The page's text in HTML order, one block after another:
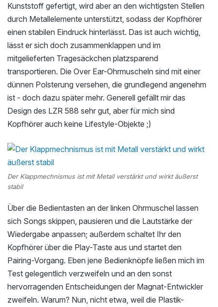
Kunststoff gefertigt, wird aber an den wichtigsten Stellen
durch Metallelemente unterstützt, sodass der Kopfhörer
einen stabilen Eindruck hinterlässt. Das ist auch wichtig,
lässt er sich doch zusammenklappen und im
mitgelieferten Tragesäckchen platzsparend
transportieren. Die Over Ear-Ohrmuscheln sind mit einer
dünnen Polsterung versehen, die grundlegend angenehm
ist - doch dazu später mehr. Generell gefällt mir das
Design des LZR 588 sehr gut, aber für mich sind
Kopfhörer auch keine Lifestyle-Objekte ;)
Der Klappmechnismus ist mit Metall verstärkt und wirkt äußerst
stabil
Über die Bedientasten an der linken Ohrmuschel lassen
sich Songs skippen, pausieren und die Lautstärke der
Wiedergabe anpassen; außerdem schaltet Ihr den
Kopfhörer über die Play-Taste aus und startet den
Pairing-Vorgang. Eben jene Bedienknöpfe ließen mich im
Test gelegentlich verzweifeln und an den sonst
hervorragenden Entscheidungen der Magnat-Entwickler
zweifeln. Warum? Nun, nicht etwa, weil die Plastik-